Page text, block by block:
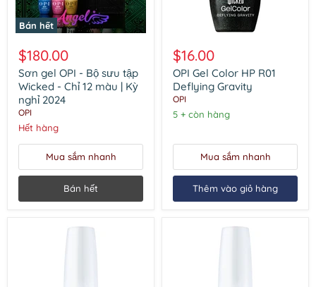
Bán hết
gel
OPI
Bộ
sưu
tập
Wicked
$180.00
Sơn gel OPI - Bộ sưu tập
Wicked - Chỉ 12 màu | Kỳ
nghỉ 2024
OPI
Hết hàng
Mua sắm nhanh
Bán hết
Gel
Color
HP
R01
Deflying
Gravity
$16.00
OPI Gel Color HP R01
Deflying Gravity
OPI
5 + còn hàng
Mua sắm nhanh
Thêm vào giỏ hàng